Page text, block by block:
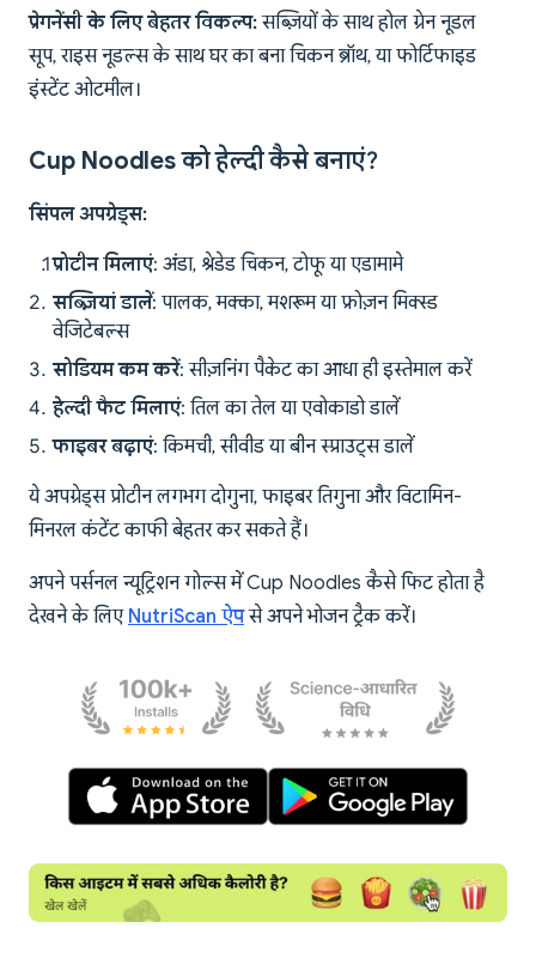
प्रेगनेंसी के लिए बेहतर विकल्प:सब्ज़ियों के साथ होल ग्रेन नूडल
सूप, राइस नूडल्स के साथ घर का बना चिकन ब्रॉथ, या फोर्टिफाइड
इंस्टेंट ओटमील।
Cup Noodles को हेल्दी कैसे बनाएं?
सिंपल अपग्रेड्स:
प्रोटीन मिलाएं: अंडा, श्रेडेड चिकन, टोफू या एडामामे
सब्ज़ियां डालें: पालक, मक्का, मशरूम या फ्रोज़न मिक्स्ड
वेजिटेबल्स
सोडियम कम करें: सीज़निंग पैकेट का आधा ही इस्तेमाल करें
हेल्दी फैट मिलाएं: तिल का तेल या एवोकाडो डालें
फाइबर बढ़ाएं: किमची, सीवीड या बीन स्प्राउट्स डालें
ये अपग्रेड्स प्रोटीन लगभग दोगुना, फाइबर तिगुना और विटामिन-
मिनरल कंटेंट काफी बेहतर कर सकते हैं।
अपने पर्सनल न्यूट्रिशन गोल्स में Cup Noodles कैसे फिट होता है
देखने के लिए NutriScan ऐपसे अपने भोजन ट्रैक करें।